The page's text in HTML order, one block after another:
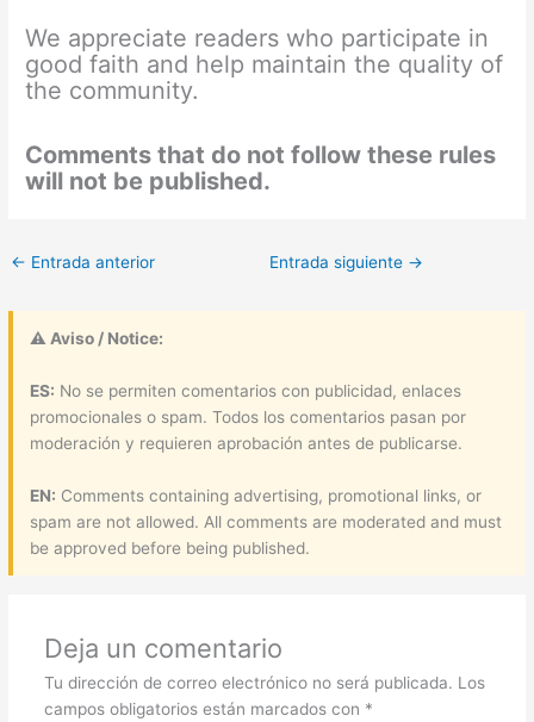
We appreciate readers who participate in
good faith and help maintain the quality of
the community.
Comments that do not follow these rules
will not be published.
← Entrada anterior Entrada siguiente →
⚠ Aviso / Notice:
ES: No se permiten comentarios con publicidad, enlaces
promocionales o spam. Todos los comentarios pasan por
moderación y requieren aprobación antes de publicarse.
EN: Comments containing advertising, promotional links, or
spam are not allowed. All comments are moderated and must
be approved before being published.
Deja un comentario
Tu dirección de correo electrónico no será publicada. Los
campos obligatorios están marcados con *